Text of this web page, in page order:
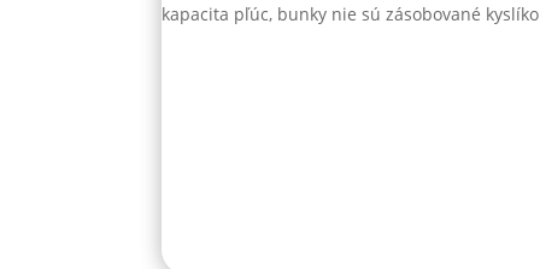
kapacita pľúc, bunky nie sú zásobované